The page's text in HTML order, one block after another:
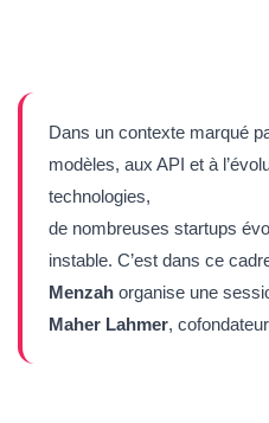
Dans un contexte marqué
modèles, aux API et à
technologies,
de nombreuses startups
instable. C’est dans ce
Menzah organise une
Maher Lahmer,